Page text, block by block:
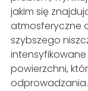
jakim się
atmosferyczne
szybszego
powierzchni,
odprowadzania.